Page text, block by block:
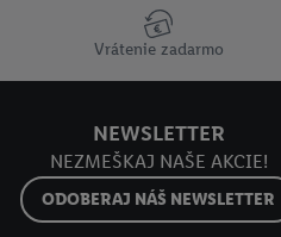
Vrátenie zadarmo
NEWSLETTER
NEZMEŠKAJ NAŠE AKCIE!
ODOBERAJ NÁŠ NEWSLETTER